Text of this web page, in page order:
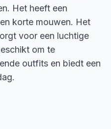
Het heeft een
korte mouwen. Het
voor een luchtige
om te
outfits en biedt een